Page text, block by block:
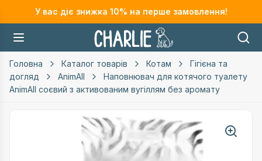
У вас діє знижка 10% на перше замовлення!
Головна Каталог товарів Котам
Гігієна та
догляд
AnimAll
Наповнювач для котячого туалету
AnimAll соєвий з активованим вугіллям без аромату